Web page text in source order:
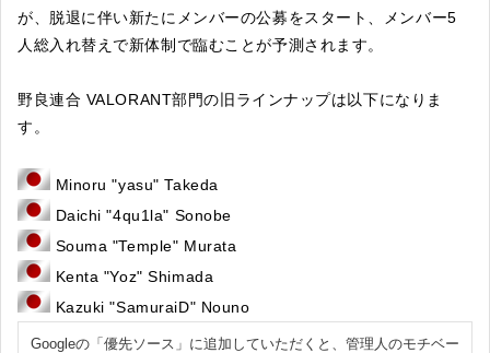
が、脱退に伴い新たにメンバーの公募をスタート、メンバー5
人総入れ替えで新体制で臨むことが予測されます。
野良連合 VALORANT部門の旧ラインナップは以下になりま
す。
Minoru "yasu" Takeda
Daichi "4qu1la" Sonobe
Souma "Temple" Murata
Kenta "Yoz" Shimada
Kazuki "SamuraiD" Nouno
Googleの「優先ソース」に追加していただくと、管理人のモチベー